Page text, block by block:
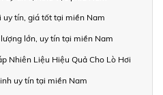
tín, giá tốt tại miền Nam
lớn, uy tín tại miền Nam
Nhiên Liệu Hiệu Quả Cho Lò Hơi
uy tín tại miền Nam